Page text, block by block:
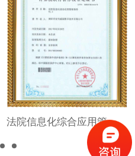
法院信息化综合应用管理系统V1.0